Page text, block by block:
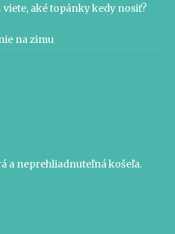
aké topánky kedy nosiť?
na zimu
a neprehliadnuteľná košeľa.